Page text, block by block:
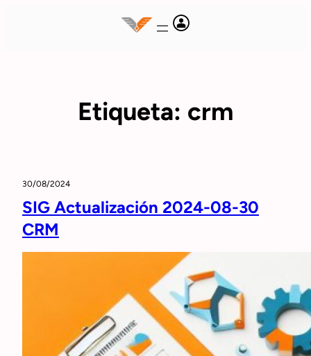
Etiqueta: crm
30/08/2024
SIG Actualización 2024-08-30
CRM